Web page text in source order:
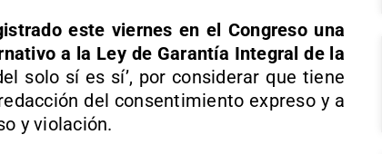
este viernes en el Congreso una
a la Ley de Garantía Integral de la
solo sí es sí’, por considerar que tiene
del consentimiento expreso y a
y violación.